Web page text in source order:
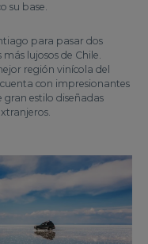
su base.
para pasar dos
más lujosos de Chile.
región vinícola del
con impresionantes
gran estilo diseñadas